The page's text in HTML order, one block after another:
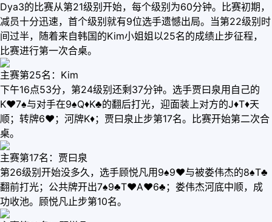
Dya3的比赛从第21级别开始，每个级别为60分钟。比赛初期，
减员十分迅速，首个级别就有9位选手遗憾出局。当第22级别时
间过半，随着来自韩国的Kim小姐姐以25名的成绩止步征程，
比赛进行第一次合桌。
主赛第25名：Kim
下午16点53分，第24级别还剩37分钟。选手贾曰泉用自己的
K♥7♠与对手在9♠Q♦K♣的翻后打光，迎面装上对方的J♦T♦天
顺；转牌6♥；河牌K♦；贾曰泉止步第17名。比赛开始第二次合
桌。
主赛第17名：贾曰泉
第26级别开始没多久，选手顾悦凡用9♠9♥与被娄伟杰的8♠T♣
翻前打光；公共牌开出7♠9♣T♥A♥6♣；娄伟杰河底中顺，成
功收池。顾悦凡止步第10名。